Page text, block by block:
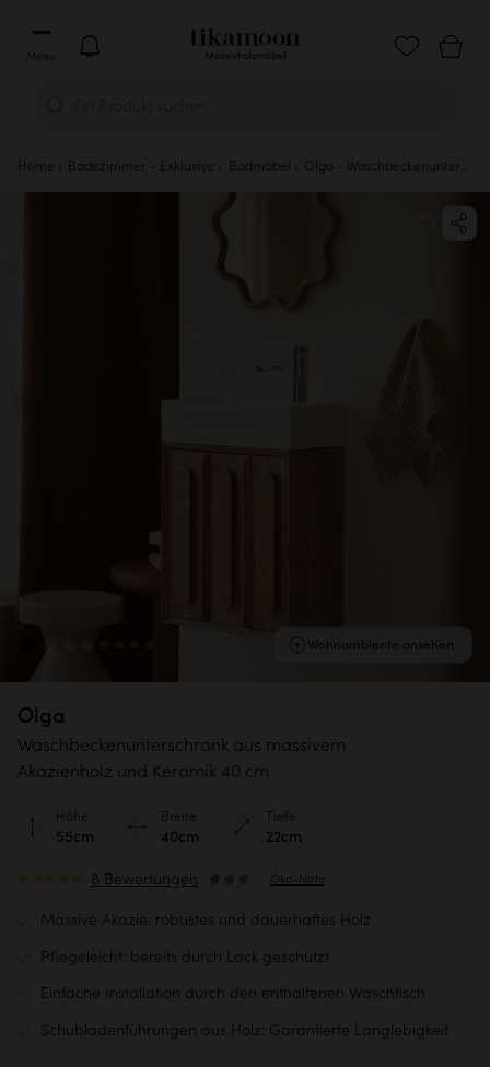
Menu
Wohnambiente ansehen
Home Badezimmer – Exklusive Badmöbel Olga - Waschbeckenunterschrank aus massivem Akazienholz und Keramik 40 cm
Olga
Waschbeckenunterschrank aus massivem
Akazienholz und Keramik 40 cm
8 Bewertungen Öko-Note
Massive Akazie: robustes und dauerhaftes Holz
Pflegeleicht: bereits durch Lack geschützt
Einfache Installation durch den enthaltenen Waschtisch
Schubladenführungen aus Holz: Garantierte Langlebigkeit
Höhe
55cm
Breite
40cm
Tiefe
22cm